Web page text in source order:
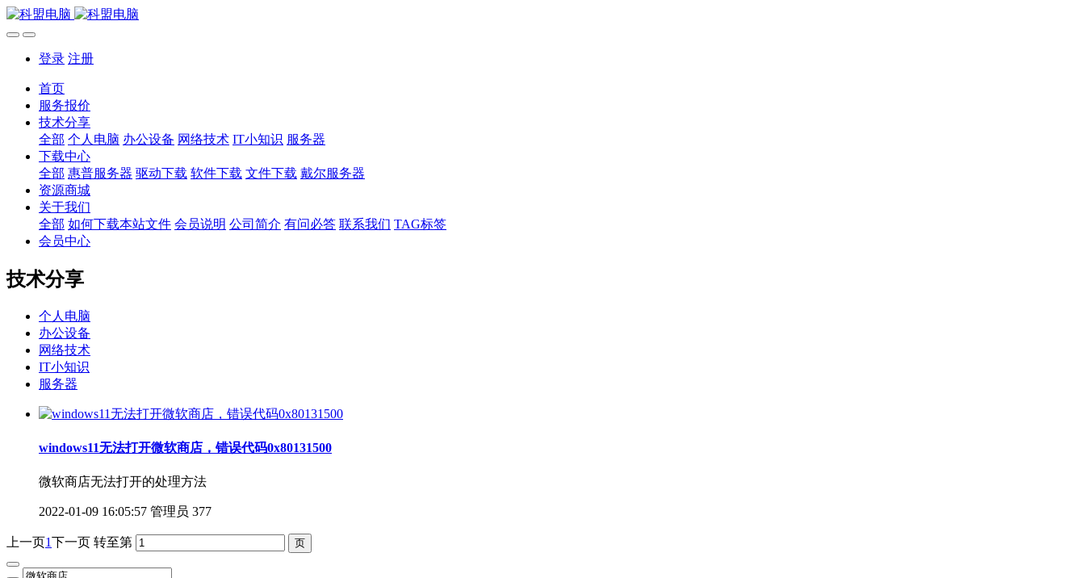
登录 注册
首页
服务报价
技术分享
全部 个人电脑 办公设备 网络技术 IT小知识 服务器
下载中心
全部 惠普服务器 驱动下载 软件下载 文件下载 戴尔服务器
资源商城
关于我们
全部 如何下载本站文件 会员说明 公司简介 有问必答 联系我们 TAG标签
会员中心
技术分享
个人电脑
办公设备
网络技术
IT小知识
服务器
windows11无法打开微软商店，错误代码0x80131500
微软商店无法打开的处理方法
2022-01-09 16:05:57 管理员 377
上一页1下一页 转至第